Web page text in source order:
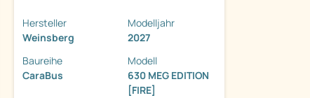
Hersteller
Weinsberg
Modelljahr
2027
Baureihe
CaraBus
Modell
630 MEG EDITION
[FIRE]